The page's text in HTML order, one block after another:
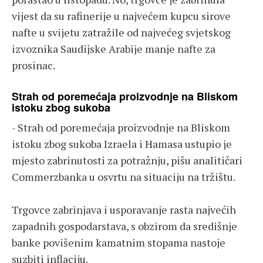
vijest da su rafinerije u najvećem kupcu sirove
nafte u svijetu zatražile od najvećeg svjetskog
izvoznika Saudijske Arabije manje nafte za
prosinac.
Strah od poremećaja proizvodnje na Bliskom
istoku zbog sukoba
- Strah od poremećaja proizvodnje na Bliskom
istoku zbog sukoba Izraela i Hamasa ustupio je
mjesto zabrinutosti za potražnju, pišu analitičari
Commerzbanka u osvrtu na situaciju na tržištu.
Trgovce zabrinjava i usporavanje rasta najvećih
zapadnih gospodarstava, s obzirom da središnje
banke povišenim kamatnim stopama nastoje
suzbiti inflaciju.